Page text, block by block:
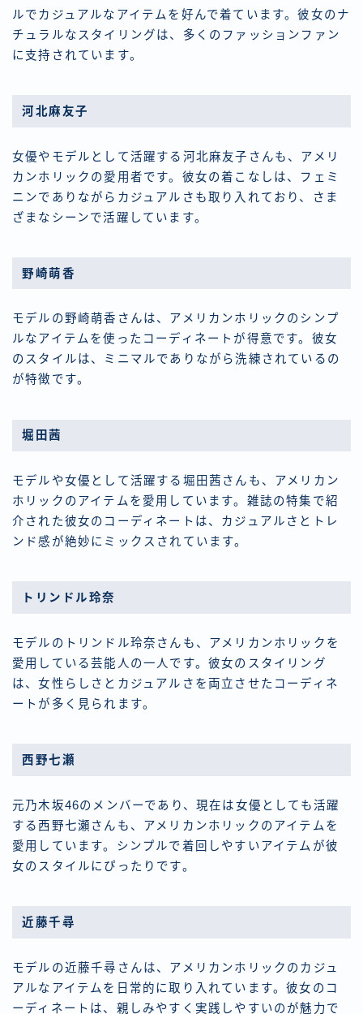
ルでカジュアルなアイテムを好んで着ています。彼女のナ
チュラルなスタイリングは、多くのファッションファン
に支持されています。
河北麻友子
女優やモデルとして活躍する河北麻友子さんも、アメリ
カンホリックの愛用者です。彼女の着こなしは、フェミ
ニンでありながらカジュアルさも取り入れており、さま
ざまなシーンで活躍しています。
野崎萌香
モデルの野崎萌香さんは、アメリカンホリックのシンプ
ルなアイテムを使ったコーディネートが得意です。彼女
のスタイルは、ミニマルでありながら洗練されているの
が特徴です。
堀田茜
モデルや女優として活躍する堀田茜さんも、アメリカン
ホリックのアイテムを愛用しています。雑誌の特集で紹
介された彼女のコーディネートは、カジュアルさとトレ
ンド感が絶妙にミックスされています。
トリンドル玲奈
モデルのトリンドル玲奈さんも、アメリカンホリックを
愛用している芸能人の一人です。彼女のスタイリング
は、女性らしさとカジュアルさを両立させたコーディネ
ートが多く見られます。
西野七瀬
元乃木坂46のメンバーであり、現在は女優としても活躍
する西野七瀬さんも、アメリカンホリックのアイテムを
愛用しています。シンプルで着回しやすいアイテムが彼
女のスタイルにぴったりです。
近藤千尋
モデルの近藤千尋さんは、アメリカンホリックのカジュ
アルなアイテムを日常的に取り入れています。彼女のコ
ーディネートは、親しみやすく実践しやすいのが魅力で